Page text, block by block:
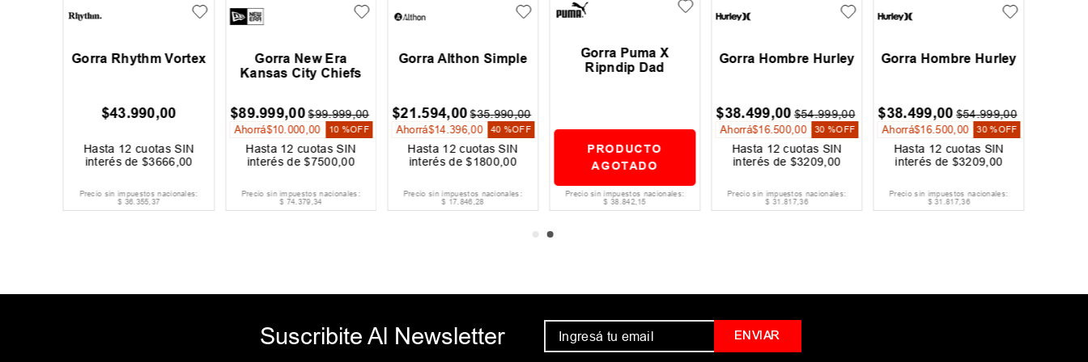
Arch
Gorra Rip Curl La Isla
$39.999
Hasta12cuotas SIN
interés de$3334
Precio sin impuestos nacionales:
$ 33
Gorra Element Timber
6
$49.999,00
Hasta12cuotas SIN
interés de$4167
Precio sin impuestos nacionales:
$ 41
Gorra Hombre Hurley
$38.499,00$54.999
Ahorrá$16. 500,00 30 % OFF
Hasta12cuotas SIN
interés de$3209
Precio sin impuestos nacionales:
$ 31
Gorra Rhythm Vortex
Hasta12cuotas SIN
interés de
Precio sin impuestos nacionales:
$ 36
Gorra New Era
$89.999,00$99.999
00
Ahorrá$10. 000,00 10 % OFF
Hasta12cuotas SIN
interés de$7500
Precio sin impuestos nacionales:
$ 74
Gorra Althon Simple
$21.594,00$35.990
Ahorrá$14. 396,00 40 %
Hasta12cuotas SIN
interés de$1800
Precio sin impuestos nacionales:
$ 17
Suscribite Al Newsletter ENVIAR